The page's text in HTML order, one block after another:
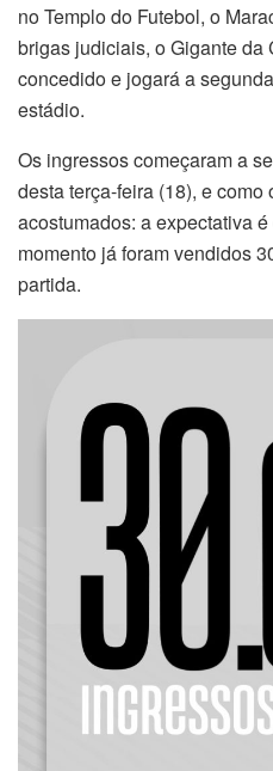
no Templo do Futebol, o
brigas judiciais, o Gigante da
concedido e jogará a
estádio.
Os ingressos começaram a
desta terça-feira (18), e
acostumados: a expectativa
momento já foram vendidos
partida.